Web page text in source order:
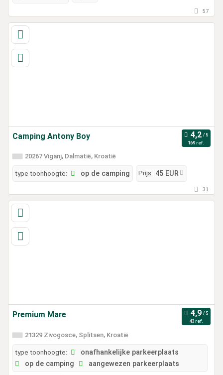
57
Camping Antony Boy
169 ref.
20267 Viganj, Dalmatië, Kroatië
type toonhoogte: op de camping Prijs: 45 EUR
31
Premium Mare
43 ref.
21329 Zivogosce, Splitsen, Kroatië
type toonhoogte:
onafhankelijke parkeerplaats
op de camping
aangewezen parkeerplaats